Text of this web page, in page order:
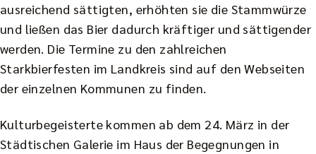
ausreichend sättigten, erhöhten sie die Stammwürze
und ließen das Bier dadurch kräftiger und sättigender
werden. Die Termine zu den zahlreichen
Starkbierfesten im Landkreis sind auf den Webseiten
der einzelnen Kommunen zu finden.
Kulturbegeisterte kommen ab dem 24. März in der
Städtischen Galerie im Haus der Begegnungen in